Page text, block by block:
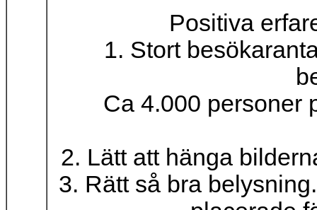
Positiva
1. Stort
Ca 4.000 personer
2. Lätt att hänga
3. Rätt så bra